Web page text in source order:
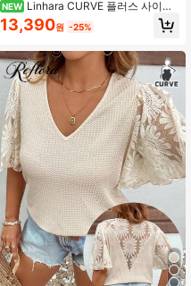
NEW Linhara CURVE 플러스 사이즈
여성 여름 브이넥 미니멀리스트 텍스
처드 패브릭 반팔 메탈 버튼 출퇴근 여
13,390원 -25%